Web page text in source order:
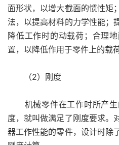
面形状，以增大截面的惯性矩
法，以提高材料的力学性能；
降低工作时的动载荷；合理
置，以降低作用于零件上的载荷
（2）刚度
机械零件在工作时所产生
度，就叫做满足了刚度要求。
器工作性能的零件，设计时除